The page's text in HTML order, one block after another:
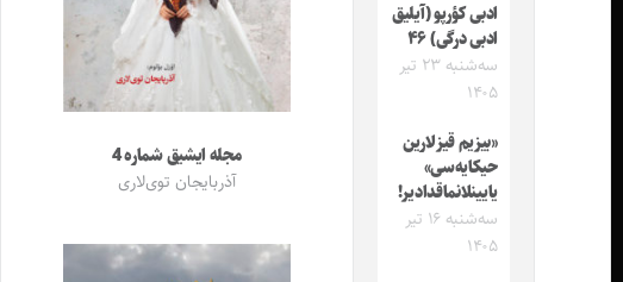
ادبی کؤرپو (آیلیق
ادبی درگی) ۴۶
سه‌شنبه ۲۳ تیر
۱۴۰۵
«بیزیم قیزلارین
حیکایه‌سی»
یایینلانماقدادیر!
سه‌شنبه ۱۶ تیر
۱۴۰۵
مجله ایشیق شماره 4
آذربایجان توی‌لاری